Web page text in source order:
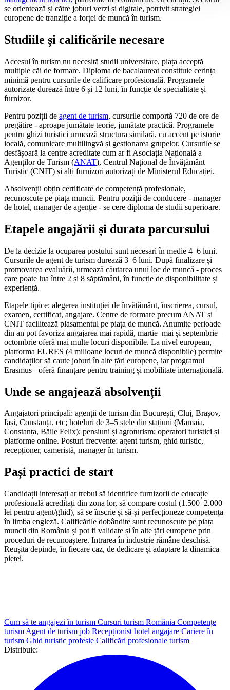
se orientează și către joburi verzi și digitale, potrivit strategiei
europene de tranziție a forței de muncă în turism.
Studiile și calificările necesare
Accesul în turism nu necesită studii universitare, piața acceptă
multiple căi de formare. Diploma de bacalaureat constituie cerința
minimă pentru cursurile de calificare profesională. Programele
autorizate durează între 6 și 12 luni, în funcție de specialitate și
furnizor.
Pentru poziții de agent de turism, cursurile comportă 720 de ore de
pregătire - aproape jumătate teorie, jumătate practică. Programele
pentru ghizi turistici urmează structura similară, cu accent pe istorie
locală, comunicare multilingvă și gestionarea grupelor. Cursurile se
desfășoară la centre acreditate cum ar fi Asociația Națională a
Agenților de Turism (ANAT), Centrul Național de Învățământ
Turistic (CNIT) și alți furnizori autorizați de Ministerul Educației.
Absolvenții obțin certificate de competență profesionale,
recunoscute pe piața muncii. Pentru poziții de conducere - manager
de hotel, manager de agenție - se cere diploma de studii superioare.
Etapele angajării și durata parcursului
De la decizie la ocuparea postului sunt necesari în medie 4–6 luni.
Cursurile de agent de turism durează 3–6 luni. După finalizare și
promovarea evaluării, urmează căutarea unui loc de muncă - proces
care poate lua între 2 și 8 săptămâni, în funcție de disponibilitate și
experiență.
Etapele tipice: alegerea instituției de învățământ, înscrierea, cursul,
examen, certificat, angajare. Centre de formare precum ANAT și
CNIT facilitează plasamentul pe piața de muncă. Anumite perioade
din an pot favoriza angajarea mai rapidă, martie–mai și septembrie–
octombrie oferă mai multe locuri disponibile. La nivel european,
platforma EURES (4 milioane locuri de muncă disponibile) permite
candidaților să caute joburi în alte țări europene, iar programul
Erasmus+ oferă finanțare pentru training și mobilitate internațională.
Unde se angajează absolvenții
Angajatori principali: agenții de turism din București, Cluj, Brașov,
Iași, Constanța, etc; hoteluri de 3–5 stele din stațiuni (Mamaia,
Constanța, Băile Felix); pensiuni și agroturism; operatori turistici și
platforme online. Posturi frecvente: agent turism, ghid turistic,
recepționer, cameristă, manager în turism.
Pași practici de start
Candidații interesați ar trebui să identifice furnizorii de educație
profesională acreditați din zona lor, să compare costul (1.500–2.000
lei pentru agent/ghid), să se înscrie și să-și perfecționeze competența
în limba engleză. Calificările dobândite sunt recunoscute pe piața
muncii din România și pot fi validate și în alte țări europene prin
proceduri de recunoaștere. Intrarea în industrie rămâne deschisă.
Reușita depinde, în fiecare caz, de dedicare și adaptare la dinamica
pieței.
Cum să te angajezi în turism Cursuri turism România Competențe
turism Agent de turism job Recepționist hotel angajare Cariere în
turism Ghid turistic profesie Calificări profesionale turism
Distribuie: